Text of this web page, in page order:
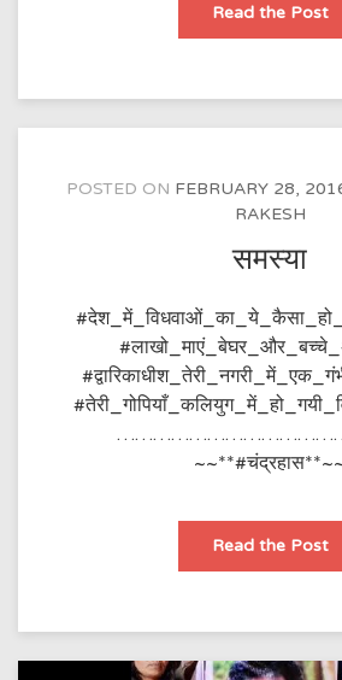
Read the Post
POSTED ON FEBRUARY 28,
RAKESH
समस्या
Read the Post